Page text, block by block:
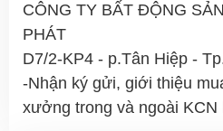
CÔNG TY BẤT ĐỘNG
PHÁT
D7/2-KP4 - p.Tân Hiệp -
-Nhận ký gửi, giới thiệu
xưởng trong và ngoài